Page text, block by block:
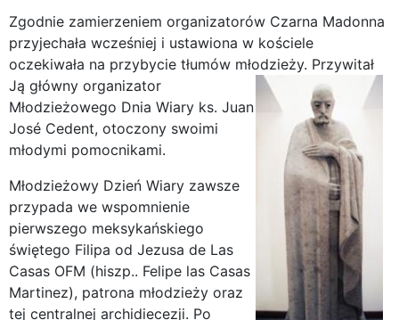
Zgodnie zamierzeniem organizatorów Czarna Madonna
przyjechała wcześniej i ustawiona w kościele
oczekiwała na przybycie tłumów młodzieży. Przywitał
Ją główny organizator
Młodzieżowego Dnia Wiary ks. Juan
José Cedent, otoczony swoimi
młodymi pomocnikami.
Młodzieżowy Dzień Wiary zawsze
przypada we wspomnienie
pierwszego meksykańskiego
świętego Filipa od Jezusa de Las
Casas OFM (hiszp.. Felipe las Casas
Martinez), patrona młodzieży oraz
tej centralnej archidiecezji. Po